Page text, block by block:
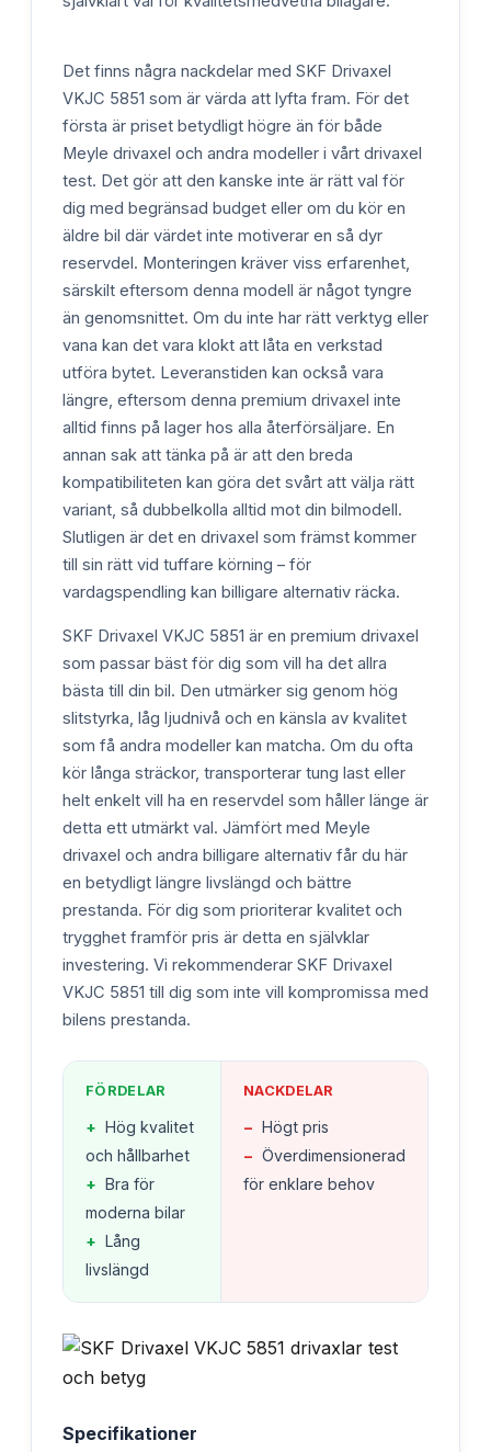
Det finns några nackdelar med SKF Drivaxel
VKJC 5851 som är värda att lyfta fram. För det
första är priset betydligt högre än för både
Meyle drivaxel och andra modeller i vårt drivaxel
test. Det gör att den kanske inte är rätt val för
dig med begränsad budget eller om du kör en
äldre bil där värdet inte motiverar en så dyr
reservdel. Monteringen kräver viss erfarenhet,
särskilt eftersom denna modell är något tyngre
än genomsnittet. Om du inte har rätt verktyg eller
vana kan det vara klokt att låta en verkstad
utföra bytet. Leveranstiden kan också vara
längre, eftersom denna premium drivaxel inte
alltid finns på lager hos alla återförsäljare. En
annan sak att tänka på är att den breda
kompatibiliteten kan göra det svårt att välja rätt
variant, så dubbelkolla alltid mot din bilmodell.
Slutligen är det en drivaxel som främst kommer
till sin rätt vid tuffare körning – för
vardagspendling kan billigare alternativ räcka.
SKF Drivaxel VKJC 5851 är en premium drivaxel
som passar bäst för dig som vill ha det allra
bästa till din bil. Den utmärker sig genom hög
slitstyrka, låg ljudnivå och en känsla av kvalitet
som få andra modeller kan matcha. Om du ofta
kör långa sträckor, transporterar tung last eller
helt enkelt vill ha en reservdel som håller länge är
detta ett utmärkt val. Jämfört med Meyle
drivaxel och andra billigare alternativ får du här
en betydligt längre livslängd och bättre
prestanda. För dig som prioriterar kvalitet och
trygghet framför pris är detta en självklar
investering. Vi rekommenderar SKF Drivaxel
VKJC 5851 till dig som inte vill kompromissa med
bilens prestanda.
FÖRDELAR
+ Hög kvalitet
och hållbarhet
+ Bra för
moderna bilar
+ Lång
livslängd
NACKDELAR
− Högt pris
− Överdimensionerad
för enklare behov
Specifikationer